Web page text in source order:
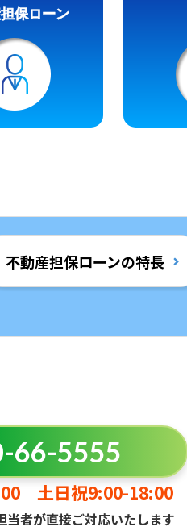
保ローン
不動産担保ローンの特長
66-5555
土日祝9:00-18:00
者が直接ご対応いたします